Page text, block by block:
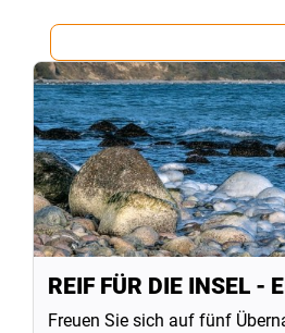
REIF FÜR DIE INSEL -
Freuen Sie sich auf fünf